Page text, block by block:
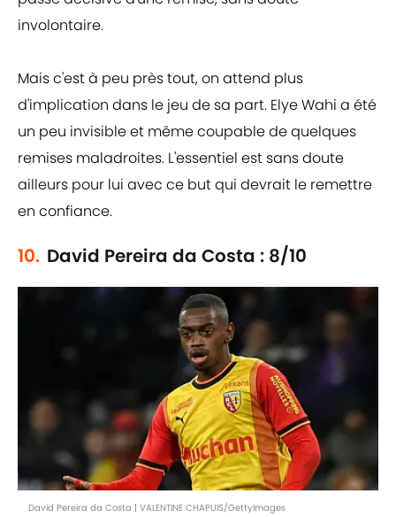
involontaire.
Mais c'est à peu près tout, on attend plus
d'implication dans le jeu de sa part. Elye Wahi a été
un peu invisible et même coupable de quelques
remises maladroites. L'essentiel est sans doute
ailleurs pour lui avec ce but qui devrait le remettre
en confiance.
10. David Pereira da Costa : 8/10
David Pereira da Costa | VALENTINE CHAPUIS/GettyImages